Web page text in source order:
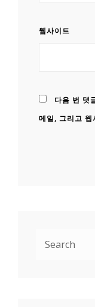
웹사이트
다음 번 댓
메일, 그리고 웹